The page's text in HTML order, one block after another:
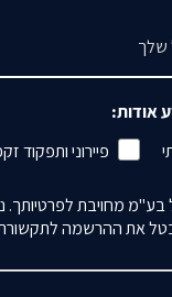
אודות:
פיירוני ותפקוד
מחויבת לפרטיותך.
את ההרשמה לתקשורת